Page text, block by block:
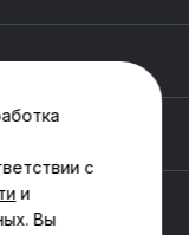
с
и
Вы